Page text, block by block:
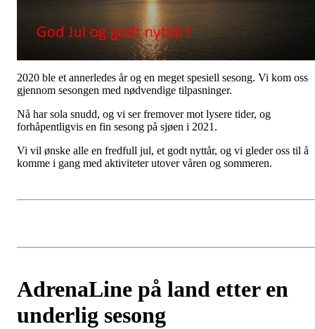
2020 ble et annerledes år og en meget spesiell sesong. Vi kom oss
gjennom sesongen med nødvendige tilpasninger.
Nå har sola snudd, og vi ser fremover mot lysere tider, og
forhåpentligvis en fin sesong på sjøen i 2021.
Vi vil ønske alle en fredfull jul, et godt nyttår, og vi gleder oss til å
komme i gang med aktiviteter utover våren og sommeren.
AdrenaLine på land etter en
underlig sesong